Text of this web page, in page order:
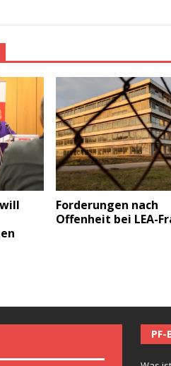
Forderungen nach
Offenheit bei LEA-
PF-